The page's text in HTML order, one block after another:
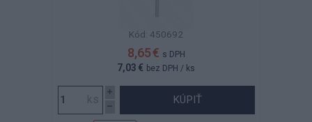
Kód: 450692
8,65 € s DPH
7,03 € bez DPH / ks
KÚPIŤ